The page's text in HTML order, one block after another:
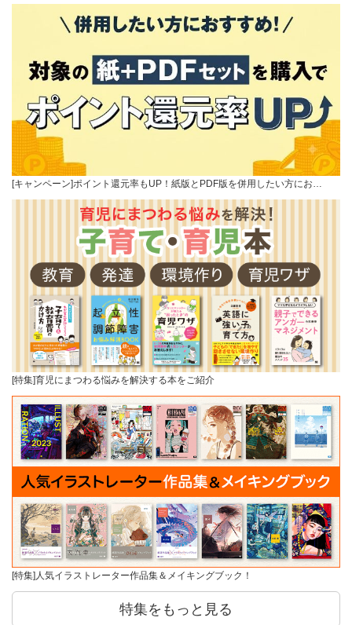
[キャンペーン]ポイント還元率もUP！紙版とPDF版を併用したい方にお…
[特集]育児にまつわる悩みを解決する本をご紹介
[特集]人気イラストレーター作品集＆メイキングブック！
特集をもっと見る